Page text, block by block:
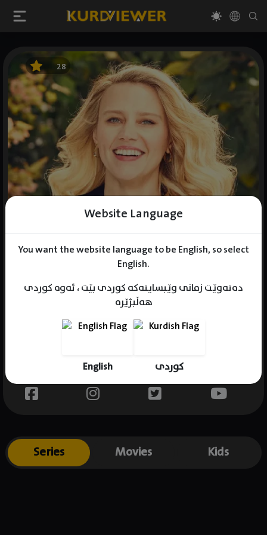
Website Language
You want the website language to be English, so select
English.
دەتەوێت زمانی وێبسایتەکە کوردی بێت ، ئەوە کوردی
هەڵبژێرە
English کوردی
28
Gender : female
Place of birth : USA
Series Movies Kids